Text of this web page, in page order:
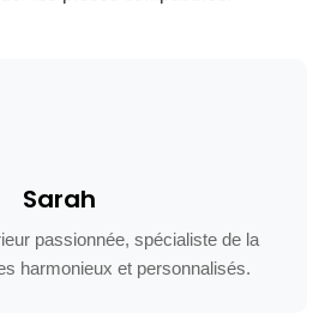
Sarah
passionnée, spécialiste de la
harmonieux et personnalisés.